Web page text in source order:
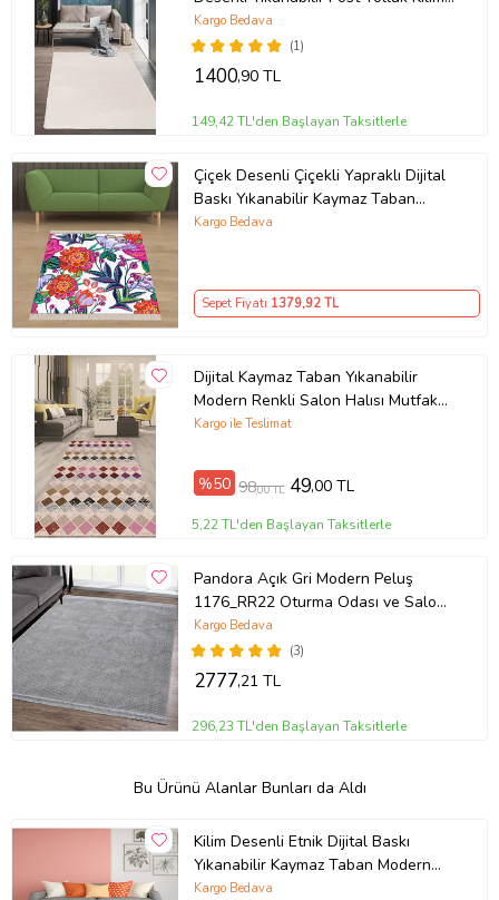
Salon Halısı Modelleri
(1)
Kargo Bedava
1400,90 TL
149,42 TL'den Başlayan Taksitlerle
Çiçek Desenli Çiçekli Yapraklı Dijital
Baskı Yıkanabilir Kaymaz Taban
Modern Salon ve Hol Halısı (Çok
Kargo Bedava
Sepet Fiyatı 1379,92 TL
Dijital Kaymaz Taban Yıkanabilir
Modern Renkli Salon Halısı Mutfak
Halısı Yolluk ND-HT-1342 (Çok
Kargo ile Teslimat
%50 98,00 TL 49,00 TL
5,22 TL'den Başlayan Taksitlerle
Pandora Açık Gri Modern Peluş
1176_RR22 Oturma Odası ve Salon
Halısı
(3)
Kargo Bedava
2777,21 TL
296,23 TL'den Başlayan Taksitlerle
Bu Ürünü Alanlar Bunları da Aldı
Kilim Desenli Etnik Dijital Baskı
Yıkanabilir Kaymaz Taban Modern
Salon Halı ve Yolluk (Kırmızı)
Kargo Bedava